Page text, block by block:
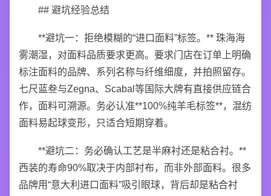
## 避坑经验总结
**避坑一：拒绝模糊的“进口面料”标签。** 珠海海
雾潮湿，对面料品质要求更高。要求门店在订单上明确
标注面料的品牌、系列名称与纤维细度，并拍照留存。
七尺蓝叁与Zegna、Scabal等国际大牌有直接供应链合
作，面料可溯源。务必认准**100%纯羊毛标签**，混纺
面料易起球变形，只适合短期穿着。
**避坑二：务必确认工艺是半麻衬还是粘合衬。**
西装的寿命90%取决于内部衬布，而非外部面料。很多
品牌用“意大利进口面料”吸引眼球，背后却是粘合衬